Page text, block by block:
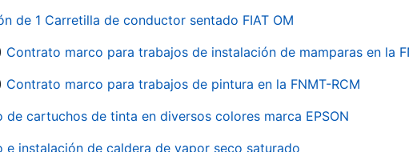
de 1 Carretilla de conductor sentado FIAT OM
Contrato marco para trabajos de instalación de mamparas en la
Contrato marco para trabajos de pintura en la FNMT-RCM
de cartuchos de tinta en diversos colores marca EPSON
e instalación de caldera de vapor seco saturado